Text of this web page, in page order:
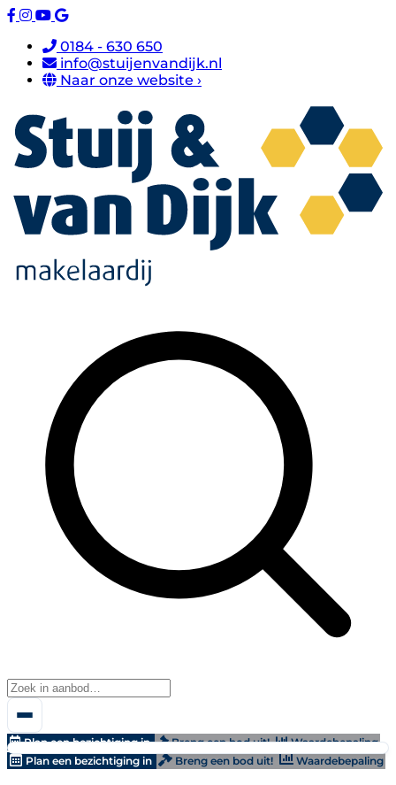
0184 - 630 650
info@stuijenvandijk.nl
Naar onze website ›
Plan een bezichtiging in Breng een bod uit!
Waardebepaling
Plan een bezichtiging in
Breng een bod uit! Waardebepaling